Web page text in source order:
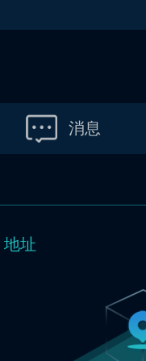
消息
地址